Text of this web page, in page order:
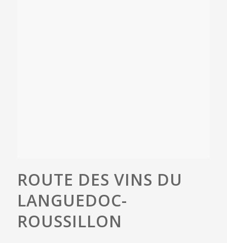
ROUTE DES VINS DU
LANGUEDOC-
ROUSSILLON